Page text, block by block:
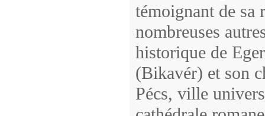
témoignant de sa
nombreuses
historique de
(Bikavér) et son
Pécs, ville